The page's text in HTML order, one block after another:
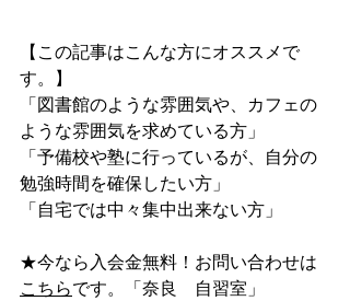
【この記事はこんな方にオススメで
す。】
「図書館のような雰囲気や、カフェの
ような雰囲気を求めている方」
「予備校や塾に行っているが、自分の
勉強時間を確保したい方」
「自宅では中々集中出来ない方」
★今なら入会金無料！お問い合わせは
こちらです。「奈良　自習室」